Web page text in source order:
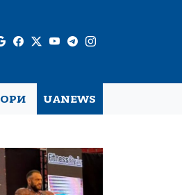
UANEWS